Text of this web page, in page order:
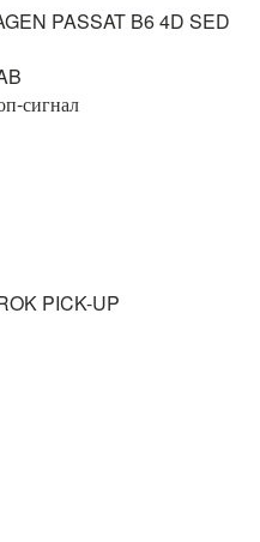
PASSAT B6 4D SED
сигнал
PICK-UP